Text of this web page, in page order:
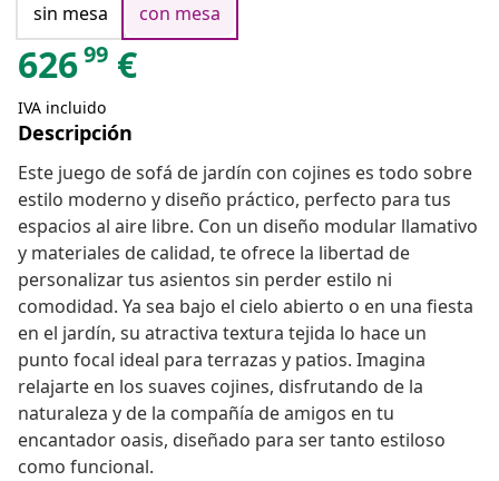
sin mesa
con mesa
62699 €
IVA incluido
Descripción
Este juego de sofá de jardín con cojines es todo sobre
estilo moderno y diseño práctico, perfecto para tus
espacios al aire libre. Con un diseño modular llamativo
y materiales de calidad, te ofrece la libertad de
personalizar tus asientos sin perder estilo ni
comodidad. Ya sea bajo el cielo abierto o en una fiesta
en el jardín, su atractiva textura tejida lo hace un
punto focal ideal para terrazas y patios. Imagina
relajarte en los suaves cojines, disfrutando de la
naturaleza y de la compañía de amigos en tu
encantador oasis, diseñado para ser tanto estiloso
como funcional.